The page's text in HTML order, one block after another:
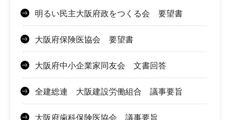
明るい民主大阪府政をつくる会 要望書
大阪府保険医協会 要望書
大阪府中小企業家同友会 文書回答
全建総連 大阪建設労働組合 議事要旨
大阪府歯科保険医協会 議事要旨